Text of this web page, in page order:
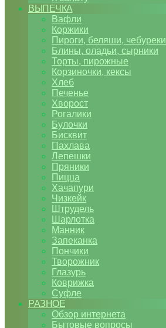
ВЫПЕЧКА
Вафли
Коржики
Пироги, беляши, чебуреки
Блины, оладьи, сырники
Торты, пирожные
Корзиночки, кексы
Хлеб
Печенье
Хворост
Рогалики
Булочки
Бисквит
Пахлава
Лепешки
Пряники
Пицца
Хачапури
Чизкейк
Штрудель
Шарлотка
Манник
Запеканка
Пончики
Творожник
Глазурь
Коврижка
Суфле
РАЗНОЕ
Обзор интернета
Бытовые вопросы